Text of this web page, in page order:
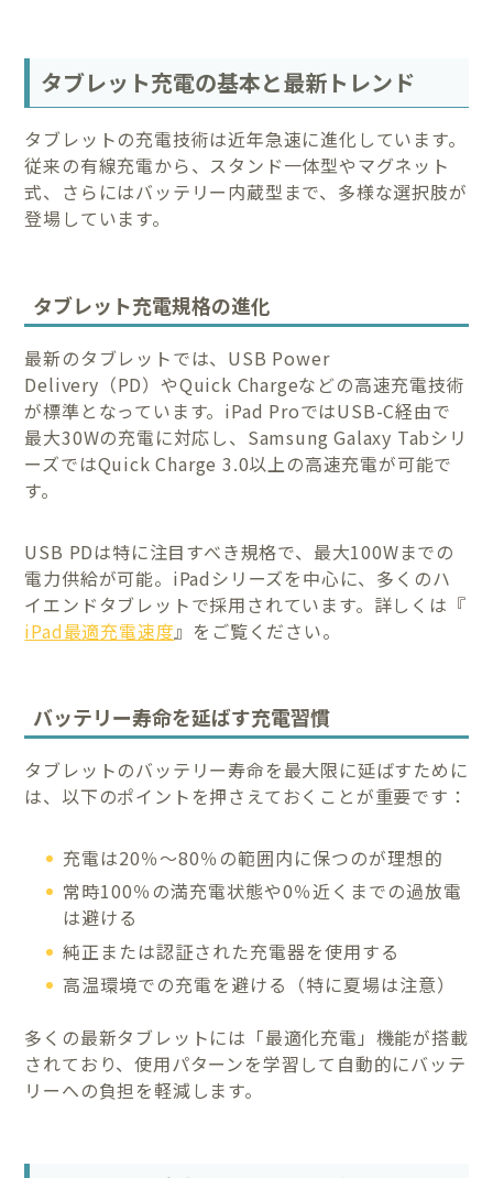
タブレット充電の基本と最新トレンド
タブレットの充電技術は近年急速に進化しています。
従来の有線充電から、スタンド一体型やマグネット
式、さらにはバッテリー内蔵型まで、多様な選択肢が
登場しています。
タブレット充電規格の進化
最新のタブレットでは、USB Power
Delivery（PD）やQuick Chargeなどの高速充電技術
が標準となっています。iPad ProではUSB-C経由で
最大30Wの充電に対応し、Samsung Galaxy Tabシリ
ーズではQuick Charge 3.0以上の高速充電が可能で
す。
USB PDは特に注目すべき規格で、最大100Wまでの
電力供給が可能。iPadシリーズを中心に、多くのハ
イエンドタブレットで採用されています。詳しくは『
iPad最適充電速度』をご覧ください。
バッテリー寿命を延ばす充電習慣
タブレットのバッテリー寿命を最大限に延ばすために
は、以下のポイントを押さえておくことが重要です：
充電は20％〜80％の範囲内に保つのが理想的
常時100％の満充電状態や0％近くまでの過放電
は避ける
純正または認証された充電器を使用する
高温環境での充電を避ける（特に夏場は注意）
多くの最新タブレットには「最適化充電」機能が搭載
されており、使用パターンを学習して自動的にバッテ
リーへの負担を軽減します。